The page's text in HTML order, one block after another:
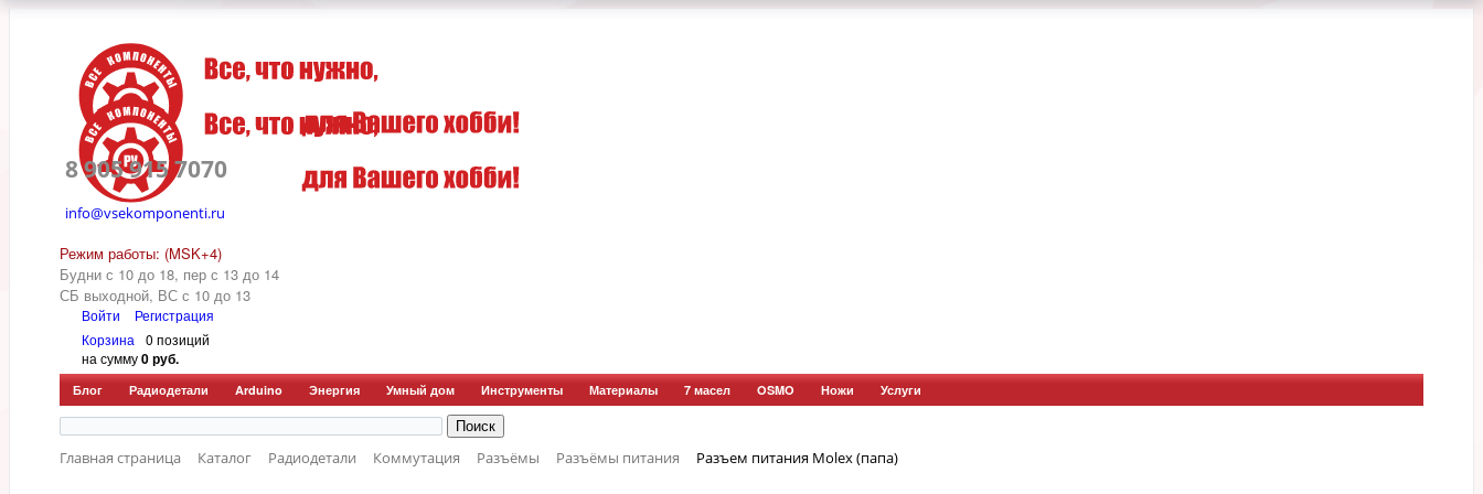
8 905 915 7070
info@vsekomponenti.ru
Режим работы: (MSK+4)
Будни с 10 до 18, пер с 13 до 14
СБ выходной, ВС с 10 до 13
Войти
Регистрация
Корзина
0 позиций
на сумму0 руб.
Блог Радиодетали Arduino Энергия Умный дом Инструменты Материалы 7 масел OSMO Ножи Услуги
Главная страница Каталог Радиодетали Коммутация Разъёмы Разъёмы питания Разъем питания Molex (папа)